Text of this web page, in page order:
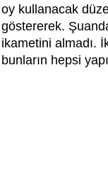
oy kullanacak
göstererek.
ikametini almadı.
bunların hepsi